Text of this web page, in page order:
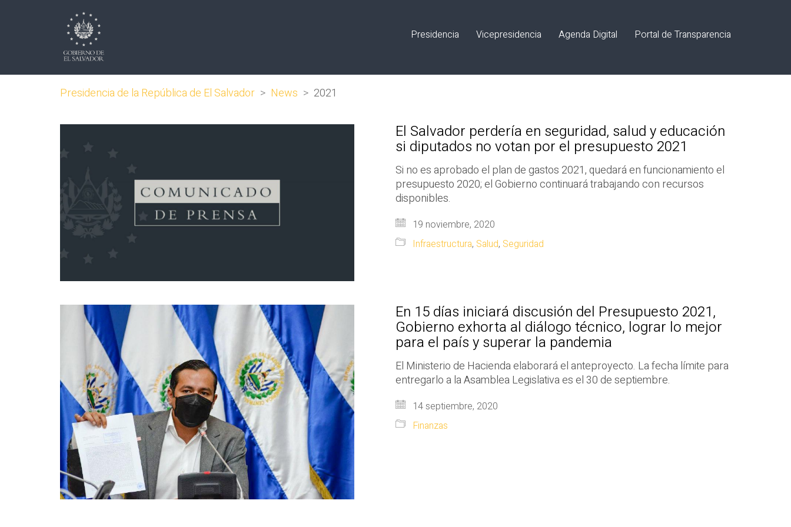
Presidencia Vicepresidencia Agenda Digital Portal de Transparencia
Presidencia de la República de El Salvador > News > 2021
El Salvador perdería en seguridad, salud y educación
si diputados no votan por el presupuesto 2021
Si no es aprobado el plan de gastos 2021, quedará en funcionamiento el
presupuesto 2020; el Gobierno continuará trabajando con recursos
disponibles.
19 noviembre, 2020
Infraestructura, Salud, Seguridad
En 15 días iniciará discusión del Presupuesto 2021,
Gobierno exhorta al diálogo técnico, lograr lo mejor
para el país y superar la pandemia
El Ministerio de Hacienda elaborará el anteproyecto. La fecha límite para
entregarlo a la Asamblea Legislativa es el 30 de septiembre.
14 septiembre, 2020
Finanzas